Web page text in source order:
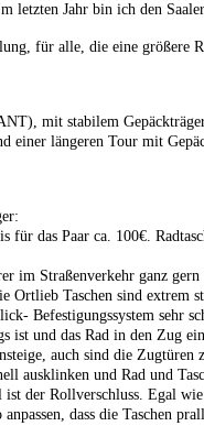
letzten Jahr bin ich den
für alle, die eine größere
mit stabilem
einer längeren Tour mit
für das Paar ca. 100€.
im Straßenverkehr ganz
Ortlieb Taschen sind extrem
Befestigungssystem sehr
ist und das Rad in den Zug
auch sind die
ausklinken und Rad und
der Rollverschluss. Egal
dass die Taschen